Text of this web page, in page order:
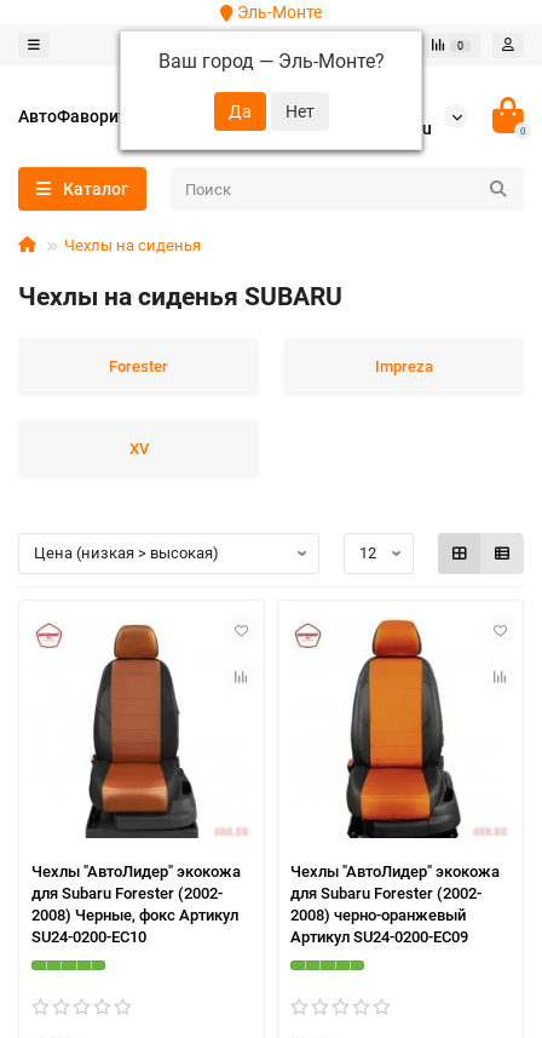
Эль-Монте
Ваш город — Эль-Монте?
0
АвтоФаворит
+7 (952) 288-64-62
autofavorit-spb@yandex.ru
0
Каталог
Чехлы на сиденья
Чехлы на сиденья SUBARU
Forester Impreza
XV
Чехлы "АвтоЛидер" экокожа
для Subaru Forester (2002-
2008) Черные, фокс Артикул
SU24-0200-EC10
Чехлы "АвтоЛидер" экокожа
для Subaru Forester (2002-
2008) черно-оранжевый
Артикул SU24-0200-EC09